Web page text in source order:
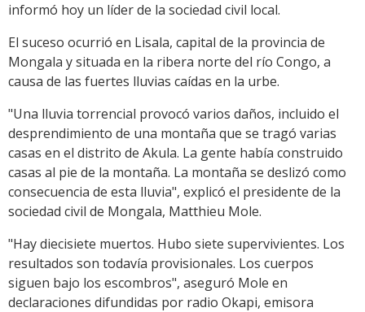
informó hoy un líder de la sociedad civil local.
El suceso ocurrió en Lisala, capital de la provincia de
Mongala y situada en la ribera norte del río Congo, a
causa de las fuertes lluvias caídas en la urbe.
"Una lluvia torrencial provocó varios daños, incluido el
desprendimiento de una montaña que se tragó varias
casas en el distrito de Akula. La gente había construido
casas al pie de la montaña. La montaña se deslizó como
consecuencia de esta lluvia", explicó el presidente de la
sociedad civil de Mongala, Matthieu Mole.
"Hay diecisiete muertos. Hubo siete supervivientes. Los
resultados son todavía provisionales. Los cuerpos
siguen bajo los escombros", aseguró Mole en
declaraciones difundidas por radio Okapi, emisora